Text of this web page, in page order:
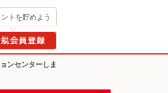
トを貯めよう
ョンセンターしま